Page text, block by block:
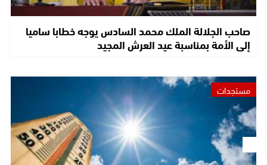
صاحب الجلالة الملك محمد السادس يوجه خطابا ساميا
إلى الأمة بمناسبة عيد العرش المجيد
مستجدات